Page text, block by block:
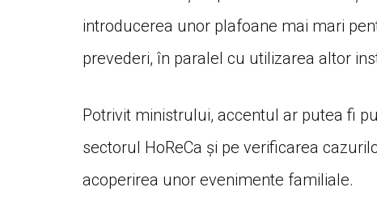
introducerea unor plafoane mai mari
prevederi, în paralel cu utilizarea altor
Potrivit ministrului, accentul ar putea fi
sectorul HoReCa și pe verificarea
acoperirea unor evenimente familiale.